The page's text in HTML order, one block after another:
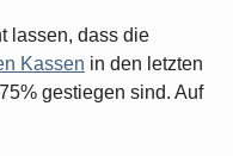
lassen, dass die
Kassen in den letzten
gestiegen sind. Auf